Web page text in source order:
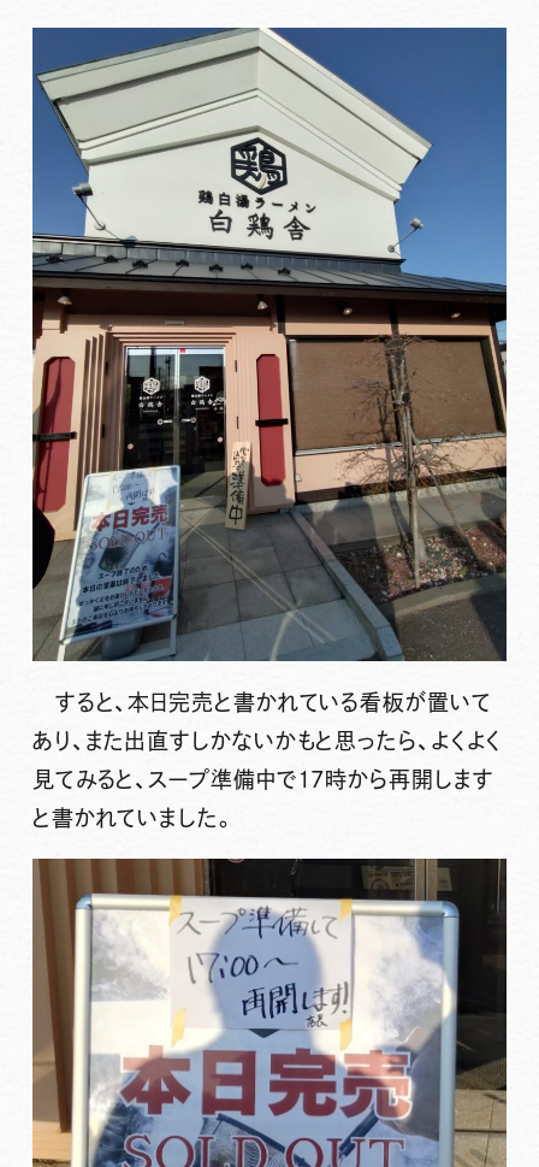
すると、本日完売と書かれている看板が置いて
あり、また出直すしかないかもと思ったら、よくよく
見てみると、スープ準備中で17時から再開します
と書かれていました。